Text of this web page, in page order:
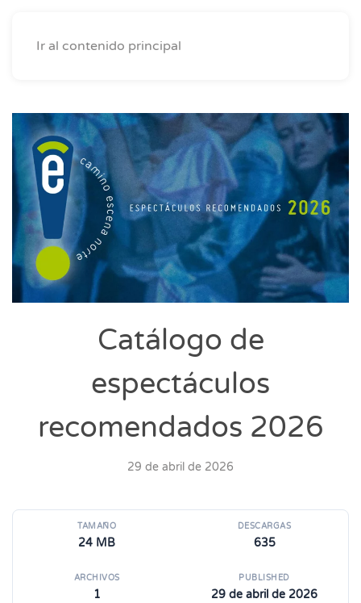
Ir al contenido principal
Catálogo de
espectáculos
recomendados 2026
29 de abril de 2026
TAMAÑO
24 MB
DESCARGAS
635
ARCHIVOS
1
PUBLISHED
29 de abril de 2026